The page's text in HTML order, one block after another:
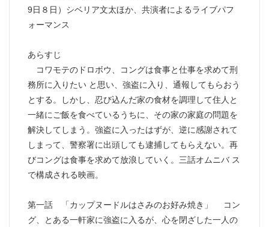
9日８日）シベリア文太ほか、共演者によるライブパフ
ォーマンス
あらすじ
コワモテのドロボウ、コングは食事と仕事を求めて刑
務所に入りたい と思い、強盗に入り、通報してもらおう
とする。しかし、忍び込んだ家の食材を調理して住人と
一緒にご飯を食べているうちに、その家の家庭の問題を
解決してしまう。強盗に入ったはずが、逆に感謝されて
しまって、警察署に出頭しても逮捕してもらえない。再
びコングは食事を求めて放浪していく。三話オムニバ ス
で構成される映画。
第一話 「カップヌードルはさみのお好み焼き」 コン
グ、とある一軒家に強盗に入るが、心を閉ざした一人の